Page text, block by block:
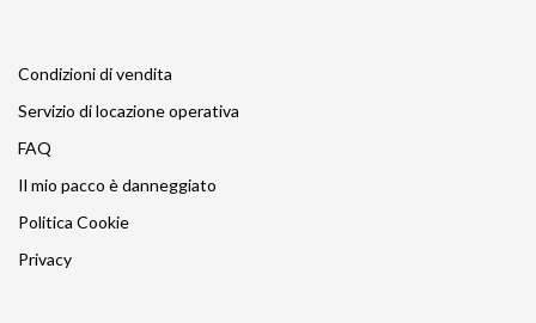
Condizioni di vendita
Servizio di locazione operativa
FAQ
Il mio pacco è danneggiato
Politica Cookie
Privacy